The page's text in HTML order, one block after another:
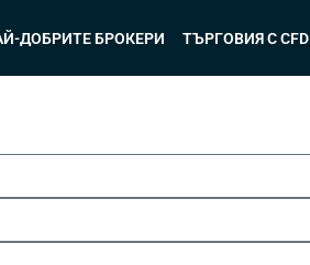
ДОБРИТЕ БРОКЕРИ ТЪРГОВИЯ С CFD